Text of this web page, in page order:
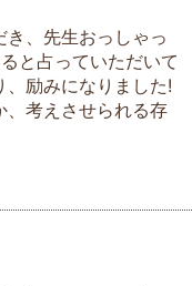
、先生おっしゃっ
と占っていただいて
励みになりました!
、考えさせられる存